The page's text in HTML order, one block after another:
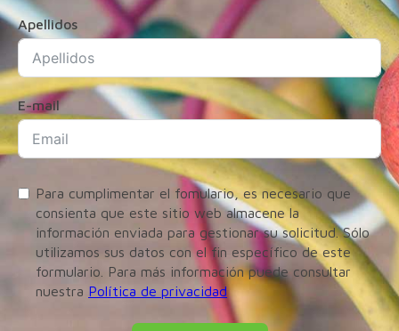
Apellidos
E-mail
Para cumplimentar el fomulario, es necesario que
consienta que este sitio web almacene la
información enviada para gestionar su solicitud. Sólo
utilizamos sus datos con el fin específico de este
formulario. Para más información puede consultar
nuestra Política de privacidad